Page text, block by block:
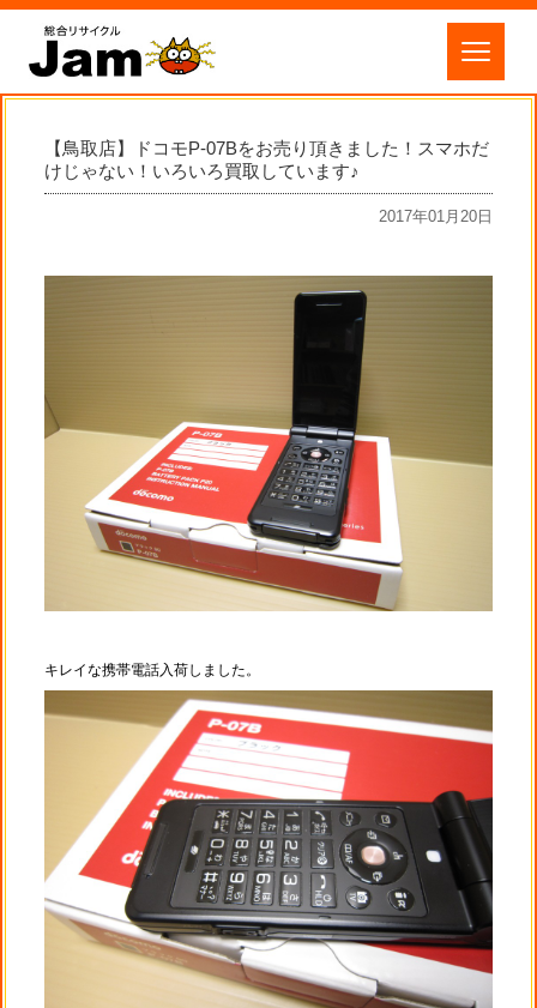
【鳥取店】ドコモP-07Bをお売り頂きました！スマホだ
けじゃない！いろいろ買取しています♪
2017年01月20日
キレイな携帯電話入荷しました。